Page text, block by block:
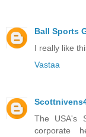
Ball Sports
I really like
Vastaa
The USA's
corporate